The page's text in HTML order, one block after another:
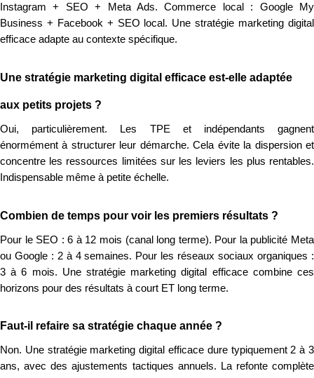
Instagram + SEO + Meta Ads. Commerce local : Google My
Business + Facebook + SEO local. Une stratégie marketing digital
efficace adapte au contexte spécifique.
Une stratégie marketing digital efficace est-elle adaptée
aux petits projets ?
Oui, particulièrement. Les TPE et indépendants gagnent
énormément à structurer leur démarche. Cela évite la dispersion et
concentre les ressources limitées sur les leviers les plus rentables.
Indispensable même à petite échelle.
Combien de temps pour voir les premiers résultats ?
Pour le SEO : 6 à 12 mois (canal long terme). Pour la publicité Meta
ou Google : 2 à 4 semaines. Pour les réseaux sociaux organiques :
3 à 6 mois. Une stratégie marketing digital efficace combine ces
horizons pour des résultats à court ET long terme.
Faut-il refaire sa stratégie chaque année ?
Non. Une stratégie marketing digital efficace dure typiquement 2 à 3
ans, avec des ajustements tactiques annuels. La refonte complète